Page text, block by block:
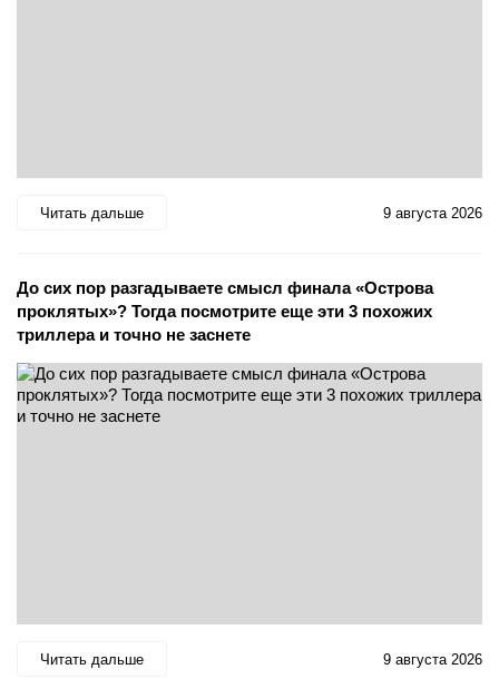
Читать дальше 9 августа 2026
До сих пор разгадываете смысл финала «Острова
проклятых»? Тогда посмотрите еще эти 3 похожих
триллера и точно не заснете
Читать дальше 9 августа 2026